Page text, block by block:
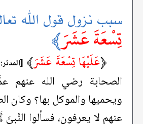
سبب نزول قول الله
تِسْعَةَ عَشَرَ﴾
﴿عَلَيْهَا تِسْعَةَ عَشَرَ﴾ [المدثر: 30]
الصحابة رضي الله عنهم
ويحميها والموكل بها؟ وكان
عنهم لا يعرفون، فسألوا